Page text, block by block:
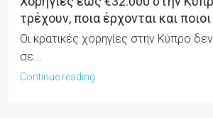
τρέχουν, ποια έρχονται και
Οι κρατικές χορηγίες στην Κύπρο
σε...
Continue reading